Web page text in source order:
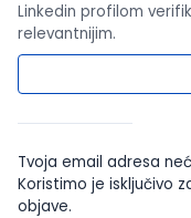
Linkedin profilom
relevantnijim.
Tvoja email adresa
Koristimo je isključivo
objave.